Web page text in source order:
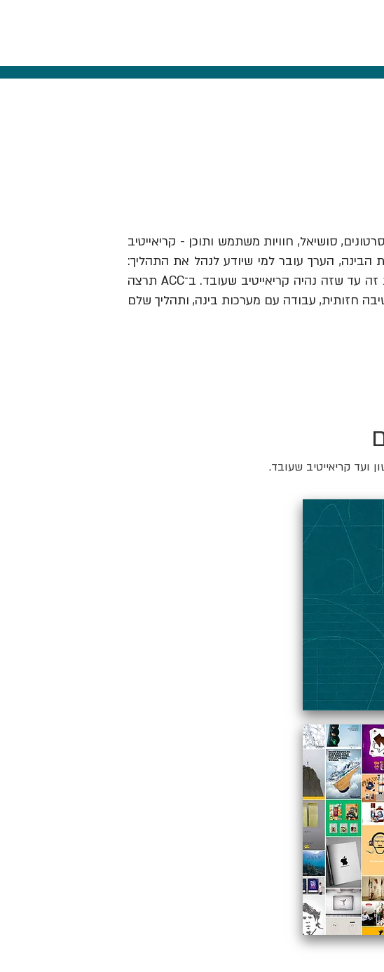
סושיאל, חוויות משתמש ותוכן - קריאייטיב
הבינה, הערך עובר למי שיודע לנהל את התהליך:
לזהות תובנה, לבנות בריף וכיוון, להבין מותגים ואנשים, לבחור מה לעשות ולהוביל את זה עד שזה נהיה קריאייטיב שעובד. ב־ACC תרצה
חזותית, עבודה עם מערכות בינה, ותהליך שלם
ועד קריאייטיב שעובד.